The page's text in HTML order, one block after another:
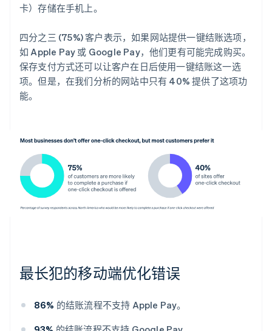
卡）存储在手机上。
四分之三 (75%) 客户表示，如果网站提供一键结账选项，
如 Apple Pay 或 Google Pay，他们更有可能完成购买。
保存支付方式还可以让客户在日后使用一键结账这一选
项。但是，在我们分析的网站中只有 40% 提供了这项功
能。
最长犯的移动端优化错误
86% 的结账流程不支持 Apple Pay。